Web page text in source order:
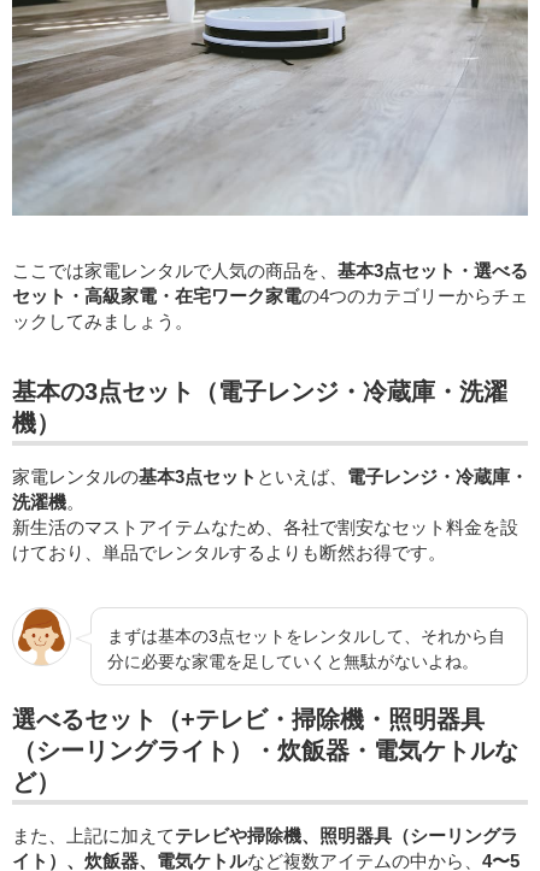
ここでは家電レンタルで人気の商品を、 基本3点セット・選べる
セット・高級家電・在宅ワーク家電の4つのカテゴリーからチェ
ックしてみましょう。
基本の3点セット（電子レンジ・冷蔵庫・洗濯
機）
家電レンタルの基本3点セット といえば、 電子レンジ・冷蔵庫・
洗濯機。
新生活のマストアイテムなため、各社で割安なセット料金を設
けており、単品でレンタルするよりも断然お得です。
まずは基本の3点セットをレンタルして、それから自
分に必要な家電を足していくと無駄がないよね。
選べるセット（+テレビ・掃除機・照明器具
（シーリングライト）・炊飯器・電気ケトルな
ど）
また、上記に加えてテレビや掃除機、照明器具（シーリングラ
イト）、炊飯器、電気ケトルなど複数アイテムの中から、 4〜5